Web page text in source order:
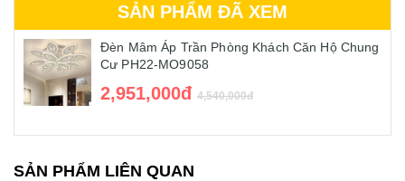
SẢN PHẨM ĐÃ XEM
Đèn Mâm Áp Trần Phòng Khách Căn Hộ Chung
Cư PH22-MO9058
2,951,000đ 4,540,000đ
SẢN PHẨM LIÊN QUAN